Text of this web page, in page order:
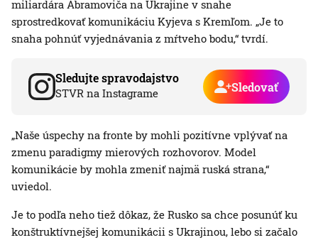
miliardára Abramoviča na Ukrajine v snahe
sprostredkovať komunikáciu Kyjeva s Kremľom. „Je to
snaha pohnúť vyjednávania z mŕtveho bodu,“ tvrdí.
Sledujte spravodajstvo
STVR na Instagrame Sledovať
„Naše úspechy na fronte by mohli pozitívne vplývať na
zmenu paradigmy mierových rozhovorov. Model
komunikácie by mohla zmeniť najmä ruská strana,“
uviedol.
Je to podľa neho tiež dôkaz, že Rusko sa chce posunúť ku
konštruktívnejšej komunikácii s Ukrajinou, lebo si začalo